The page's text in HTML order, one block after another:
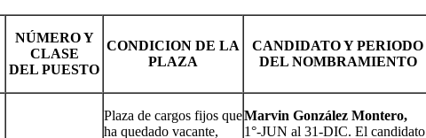
NÚMERO Y
CLASE
DEL PUESTO
CONDICION DE LA
PLAZA
CANDIDATO Y PERIODO
DEL NOMBRAMIENTO
Plaza de cargos fijos que
ha quedado vacante,
Marvin González Montero,
1°-JUN al 31-DIC. El candidato